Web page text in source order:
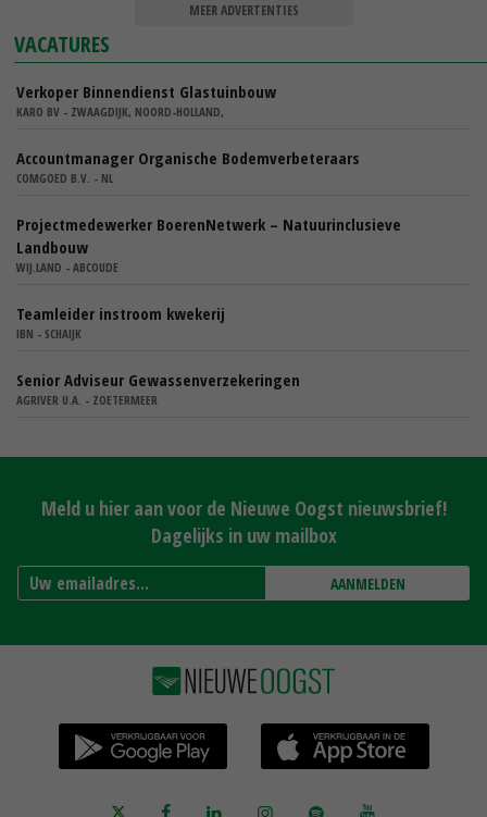
MEER ADVERTENTIES
VACATURES
Verkoper Binnendienst Glastuinbouw
KARO BV - ZWAAGDIJK, NOORD-HOLLAND,
Accountmanager Organische Bodemverbeteraars
COMGOED B.V. - NL
Projectmedewerker BoerenNetwerk – Natuurinclusieve
Landbouw
WIJ.LAND - ABCOUDE
Teamleider instroom kwekerij
IBN - SCHAIJK
Senior Adviseur Gewassenverzekeringen
AGRIVER U.A. - ZOETERMEER
Meld u hier aan voor de Nieuwe Oogst nieuwsbrief!
Dagelijks in uw mailbox
AANMELDEN